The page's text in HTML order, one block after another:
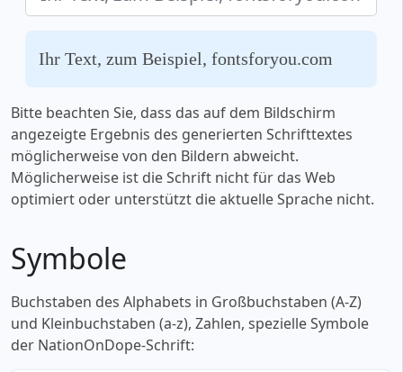
Ihr Text, zum Beispiel, fontsforyou.com
Bitte beachten Sie, dass das auf dem Bildschirm
angezeigte Ergebnis des generierten Schrifttextes
möglicherweise von den Bildern abweicht.
Möglicherweise ist die Schrift nicht für das Web
optimiert oder unterstützt die aktuelle Sprache nicht.
Symbole
Buchstaben des Alphabets in Großbuchstaben (A-Z)
und Kleinbuchstaben (a-z), Zahlen, spezielle Symbole
der NationOnDope-Schrift: